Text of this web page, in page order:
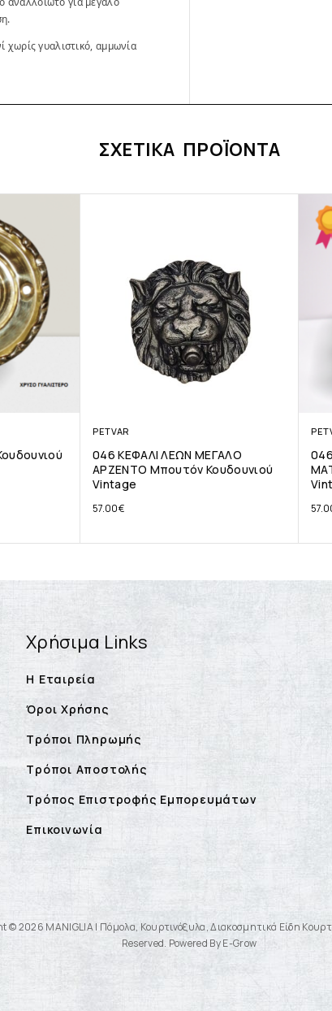
χωρίς γυαλιστικό, αμμωνία
ΣΧΕΤΙΚΆ ΠΡΟΪΌΝΤΑ
PETVAR
046 ΚΕΦΑΛΙ ΛΕΩΝ ΜΕΓΑΛΟ
ΑΡΖΕΝΤΟ Μπουτόν Κουδουνιού
Vintage
57.00€
Χρήσιμα Links
Η Εταιρεία
Όροι Χρήσης
Τρόποι Πληρωμής
Τρόποι Αποστολής
Τρόπος Επιστροφής Εμπορευμάτων
Επικοινωνία
© 2026 MANIGLIA | Πόμολα, Κουρτινόξυλα, Διακοσμητικά Είδη
Reserved. Powered By E-Grow